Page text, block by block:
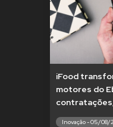
iFood
motores do
Inovação - 05/08/